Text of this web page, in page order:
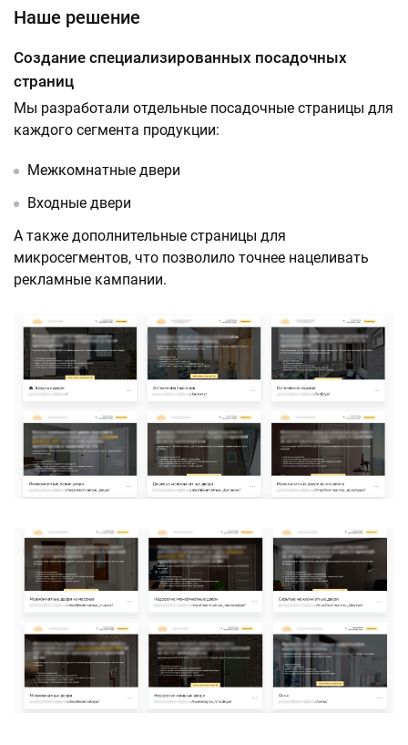
Наше решение
Создание специализированных посадочных
страниц
Мы разработали отдельные посадочные страницы для
каждого сегмента продукции:
Межкомнатные двери
Входные двери
А также дополнительные страницы для
микросегментов, что позволило точнее нацеливать
рекламные кампании.